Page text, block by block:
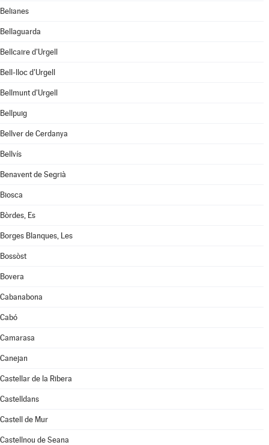
Belianes
Bellaguarda
Bellcaire d'Urgell
Bell-lloc d'Urgell
Bellmunt d'Urgell
Bellpuig
Bellver de Cerdanya
Bellvís
Benavent de Segrià
Biosca
Bòrdes, Es
Borges Blanques, Les
Bossòst
Bovera
Cabanabona
Cabó
Camarasa
Canejan
Castellar de la Ribera
Castelldans
Castell de Mur
Castellnou de Seana